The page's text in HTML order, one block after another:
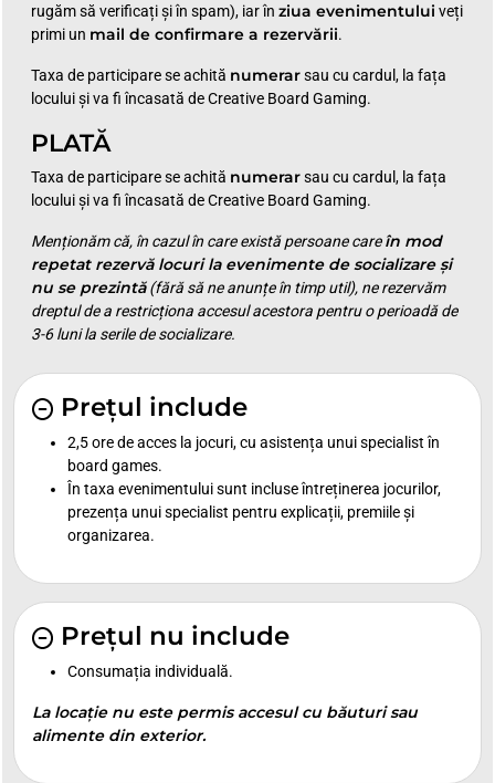
rugăm să verificați și în spam), iar în ziua evenimentului veți
primi un mail de confirmare a rezervării.
Taxa de participare se achită numerarsau cu cardul, la fața
locului și va fi încasată de Creative Board Gaming.
PLATĂ
Taxa de participare se achită numerarsau cu cardul, la fața
locului și va fi încasată de Creative Board Gaming.
Menționăm că, în cazul în care există persoane careîn mod
repetat rezervă locuri la evenimente de socializare și
nu se prezintă(fără să ne anunțe în timp util), ne rezervăm
dreptul de a restricționa accesul acestora pentru o perioadă de
3-6 luni la serile de socializare.
Prețul include
2,5 ore de acces la jocuri, cu asistența unui specialist în
board games.
În taxa evenimentului sunt incluse întreținerea jocurilor,
prezența unui specialist pentru explicații, premiile și
organizarea.
Prețul nu include
Consumația individuală.
La locație nu este permis accesul cu băuturi sau
alimente din exterior.